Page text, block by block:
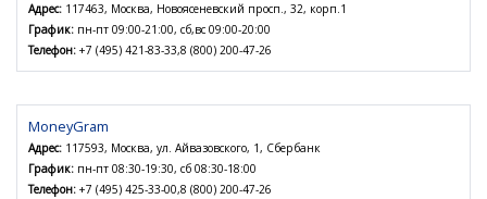
Адрес: 117463, Москва, Новоясеневский просп., 32, корп.1
График: пн-пт 09:00-21:00, сб,вс 09:00-20:00
Телефон: +7 (495) 421-83-33,8 (800) 200-47-26
MoneyGram
Адрес: 117593, Москва, ул. Айвазовского, 1, Сбербанк
График: пн-пт 08:30-19:30, сб 08:30-18:00
Телефон: +7 (495) 425-33-00,8 (800) 200-47-26